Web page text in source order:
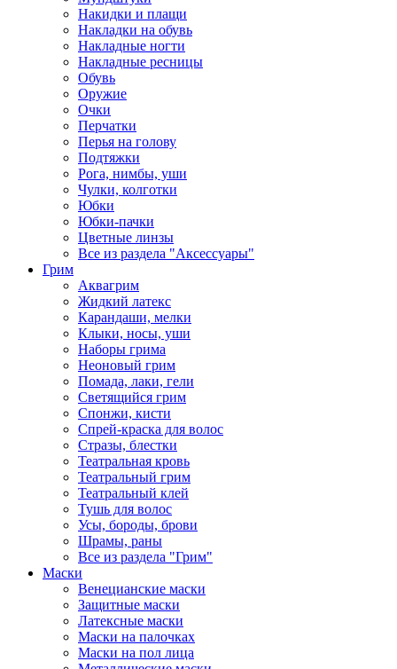
Накидки и плащи
Накладки на обувь
Накладные ногти
Накладные ресницы
Обувь
Оружие
Очки
Перчатки
Перья на голову
Подтяжки
Рога, нимбы, уши
Чулки, колготки
Юбки
Юбки-пачки
Цветные линзы
Все из раздела "Аксессуары"
Грим
Аквагрим
Жидкий латекс
Карандаши, мелки
Клыки, носы, уши
Наборы грима
Неоновый грим
Помада, лаки, гели
Светящийся грим
Спонжи, кисти
Спрей-краска для волос
Стразы, блестки
Театральная кровь
Театральный грим
Театральный клей
Тушь для волос
Усы, бороды, брови
Шрамы, раны
Все из раздела "Грим"
Маски
Венецианские маски
Защитные маски
Латексные маски
Маски на палочках
Маски на пол лица